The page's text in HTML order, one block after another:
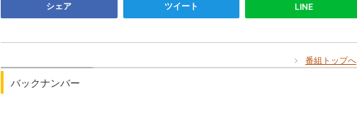
シェア ツイート LINE
番組トップへ
バックナンバー